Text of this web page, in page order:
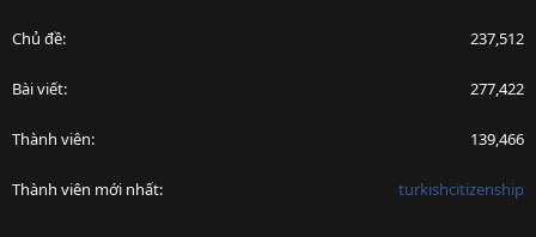
Chủ đề 237,512
Bài viết 277,422
Thành viên 139,466
Thành viên mới nhất turkishcitizenship